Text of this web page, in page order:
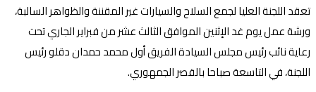
تعقد اللجنة العليا لجمع السلاح والسيارات غير المقننة والظواهر السالبة،
ورشة عمل يوم غد الإثنين الموافق الثالث عشر من فبراير الجاري تحت
رعاية نائب رئيس مجلس السيادة الفريق أول محمد حمدان دقلو رئيس
اللجنة، في التاسعة صباحا بالقصر الجمهوري.